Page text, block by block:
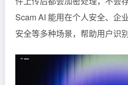
Scam AI 能用在个人安全、企
安全等多种场景，帮助用户识